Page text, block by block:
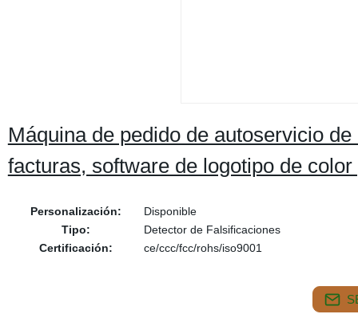
Máquina de pedido de autoservicio
facturas, software de logotipo de
Personalización:
Disponible
Tipo:
Detector de Falsificaciones
Certificación:
ce/ccc/fcc/rohs/iso9001